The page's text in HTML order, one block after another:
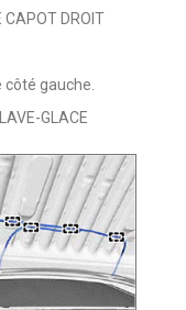
CAPOT DROIT
gauche.
GLACE